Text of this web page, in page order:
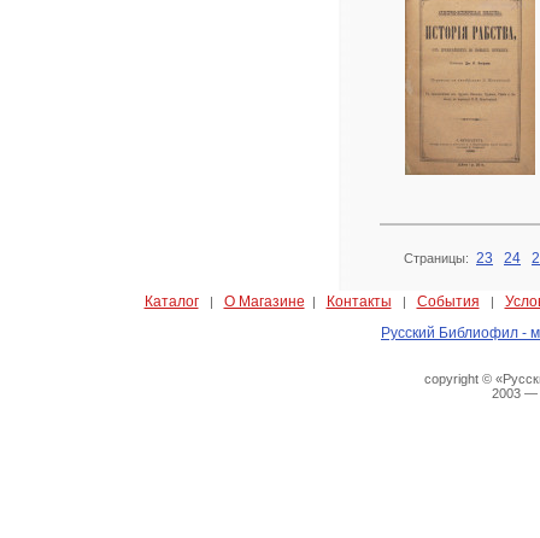
Страницы: 23 24
Каталог| О Магазине | Контакты | События |
Русский Библиофил -
copyright ©
2003 —